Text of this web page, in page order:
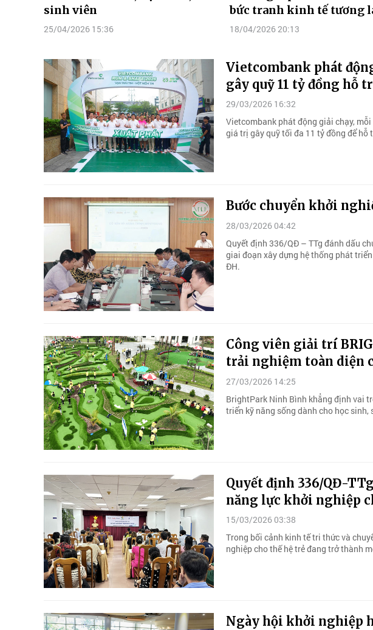
sinh viên
25/04/2026 15:36
bức tranh kinh tế tương
18/04/2026 20:13
Vietcombank phát
gây quỹ 11 tỷ đồng hỗ
29/03/2026 16:32
Vietcombank phát động giải chạy,
giá trị gây quỹ tối đa 11 tỷ đồng để hỗ
Bước chuyển khởi
28/03/2026 04:42
Quyết định 336/QĐ – TTg đánh dấu
giai đoạn xây dựng hệ thống phát
ĐH.
Công viên giải trí
trải nghiệm toàn diện
27/03/2026 14:25
BrightPark Ninh Bình khẳng định vai
triển kỹ năng sống dành cho học sinh,
Quyết định 336/QĐ-
năng lực khởi nghiệp
15/03/2026 03:38
Trong bối cảnh kinh tế tri thức và
nghiệp cho thế hệ trẻ đang trở thành
Ngày hội khởi nghiệp